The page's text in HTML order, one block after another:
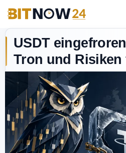
USDT
Tron und